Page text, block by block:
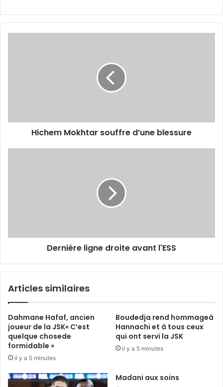
Hichem Mokhtar souffre d’une blessure
Dernière ligne droite avant l'ESS
Articles similaires
Dahmane Hafaf, ancien
joueur de la JSK« C’est
quelque chosede
formidable »
il y a 5 minutes
Boudedja rend hommageà
Hannachi et à tous ceux
qui ont servi la JSK
il y a 5 minutes
Madani aux soins